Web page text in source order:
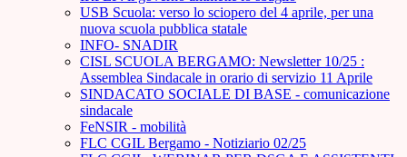
USB Scuola: verso lo sciopero del 4 aprile, per una
nuova scuola pubblica statale
INFO- SNADIR
CISL SCUOLA BERGAMO: Newsletter 10/25 :
Assemblea Sindacale in orario di servizio 11 Aprile
SINDACATO SOCIALE DI BASE - comunicazione
sindacale
FeNSIR - mobilità
FLC CGIL Bergamo - Notiziario 02/25